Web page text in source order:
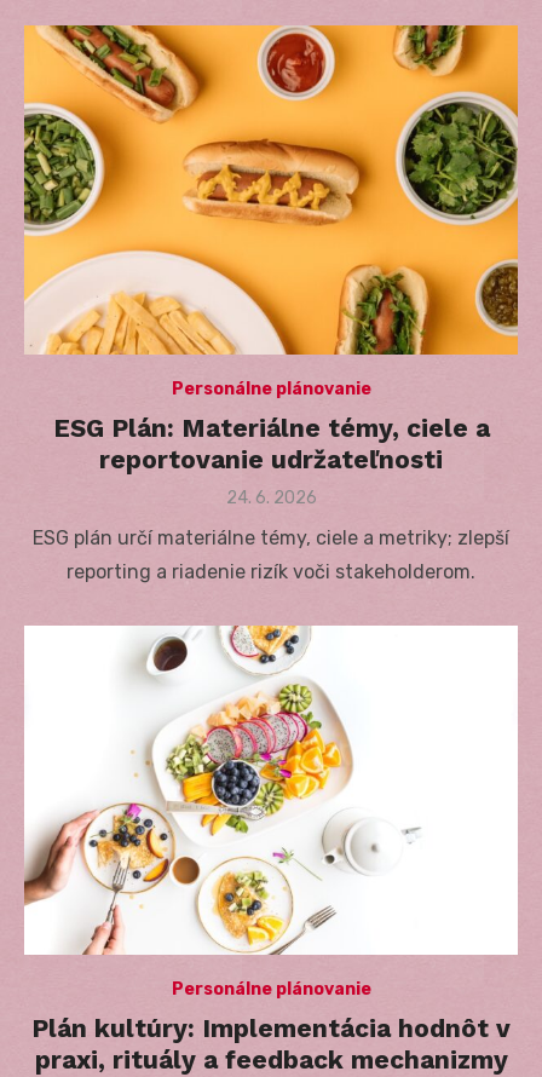
Personálne plánovanie
ESG Plán: Materiálne témy, ciele a
reportovanie udržateľnosti
Posted
24. 6. 2026
ESG plán určí materiálne témy, ciele a metriky; zlepší
reporting a riadenie rizík voči stakeholderom.
Personálne plánovanie
Plán kultúry: Implementácia hodnôt v
praxi, rituály a feedback mechanizmy